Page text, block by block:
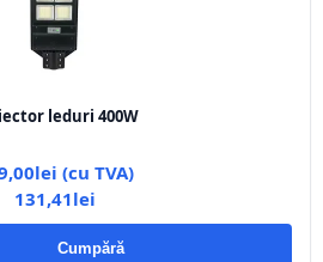
leduri 400W
(cu TVA)
131,41lei
Cumpără